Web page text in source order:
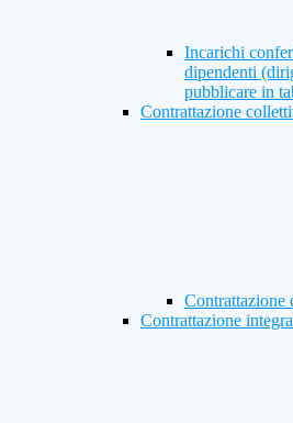
Incarichi
dipendenti
pubblicare in
Contrattazione
Contrattazione
Contrattazione